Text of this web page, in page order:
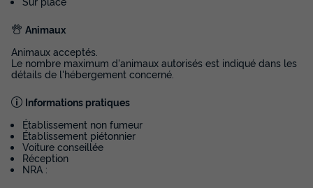
Animaux
Animaux acceptés.
Le nombre maximum d'animaux autorisés est indiqué dans les
détails de l'hébergement concerné.
Informations pratiques
Établissement non fumeur
Établissement piétonnier
Voiture conseillée
Réception
NRA :